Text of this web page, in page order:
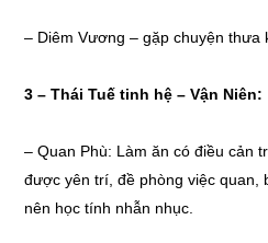
– Diêm Vương – gặp chuyện thưa
3 – Thái Tuế tinh hệ – Vận Niên:
– Quan Phù: Làm ăn có điều cản
được yên trí, đề phòng việc quan,
nên học tính nhẫn nhục.